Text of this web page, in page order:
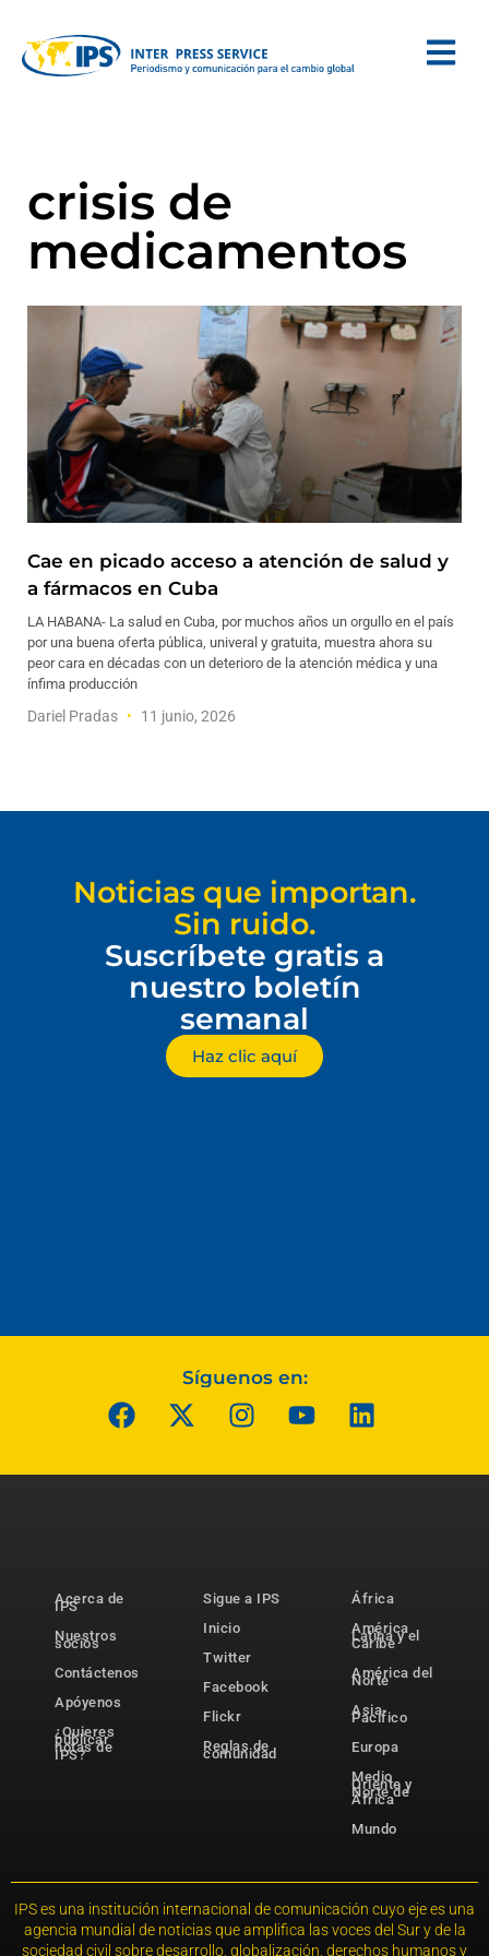
crisis de
medicamentos
Cae en picado acceso a atención de salud y
a fármacos en Cuba
LA HABANA- La salud en Cuba, por muchos años un orgullo en el país
por una buena oferta pública, univeral y gratuita, muestra ahora su
peor cara en décadas con un deterioro de la atención médica y una
ínfima producción
Dariel Pradas 11 junio, 2026
Noticias que importan.
Sin ruido.
Suscríbete gratis a
nuestro boletín
semanal
Haz clic aquí
Síguenos en:
Acerca de
IPS
Nuestros
socios
Contáctenos
Apóyenos
¿Quieres
publicar
notas de
IPS?
Sigue a IPS
Inicio
Twitter
Facebook
Flickr
Reglas de
comunidad
África
América
Latina y el
Caribe
América del
Norte
Asia-
Pacífico
Europa
Medio
Oriente y
Norte de
África
Mundo
IPS es una institución internacional de comunicación cuyo eje es una
agencia mundial de noticias que amplifica las voces del Sur y de la
sociedad civil sobre desarrollo, globalización, derechos humanos y